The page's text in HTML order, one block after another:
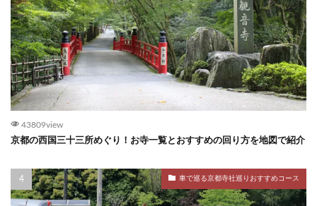
43809view
京都の西国三十三所めぐり！お寺一覧とおすすめの回り方を地図で紹介
車で巡る京都寺社巡りおすすめコース